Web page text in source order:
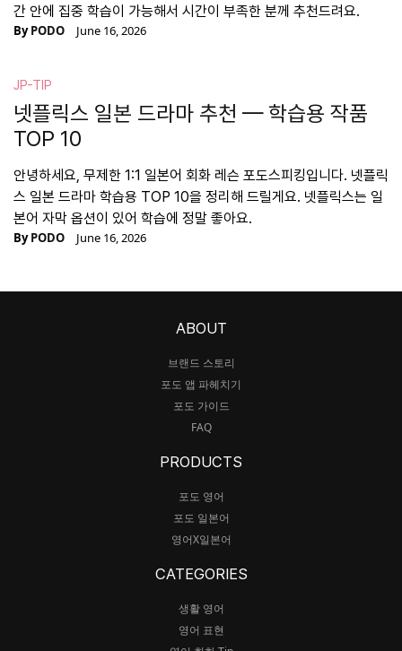
간 안에 집중 학습이 가능해서 시간이 부족한 분께 추천드려요.
ByPODO June 16, 2026
JP-TIP
넷플릭스 일본 드라마 추천 — 학습용 작품
TOP 10
안녕하세요, 무제한 1:1 일본어 회화 레슨 포도스피킹입니다. 넷플릭
스 일본 드라마 학습용 TOP 10을 정리해 드릴게요. 넷플릭스는 일
본어 자막 옵션이 있어 학습에 정말 좋아요.
ByPODO June 16, 2026
ABOUT
브랜드 스토리
포도 앱 파헤치기
포도 가이드
FAQ
PRODUCTS
포도 영어
포도 일본어
영어X일본어
CATEGORIES
생활 영어
영어 표현